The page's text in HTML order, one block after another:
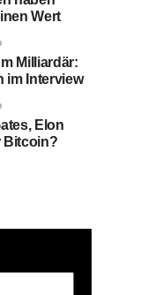
Wert
Milliardär:
im Interview
Elon
Bitcoin?